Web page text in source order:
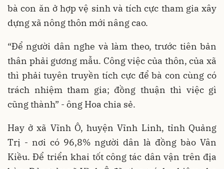
bà con ăn ở hợp vệ sinh và tích cực tham gia xây
dựng xã nông thôn mới nâng cao.
“Để người dân nghe và làm theo, trước tiên bản
thân phải gương mẫu. Công việc của thôn, của xã
thì phải tuyên truyền tích cực để bà con cùng có
trách nhiệm tham gia; đồng thuận thì việc gì
cũng thành” - ông Hoa chia sẻ.
Hay ở xã Vĩnh Ô, huyện Vĩnh Linh, tỉnh Quảng
Trị - nơi có 96,8% người dân là đồng bào Vân
Kiều. Để triển khai tốt công tác dân vận trên địa